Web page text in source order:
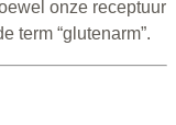
onze receptuur
term “glutenarm”.